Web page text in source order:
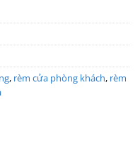
, rèm cửa phòng khách, rèm